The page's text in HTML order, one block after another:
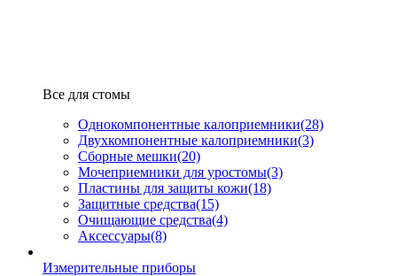
Все для стомы
Однокомпонентные калоприемники(28)
Двухкомпонентные калоприемники(3)
Сборные мешки(20)
Мочеприемники для уростомы(3)
Пластины для защиты кожи(18)
Защитные средства(15)
Очищающие средства(4)
Аксессуары(8)
Измерительные приборы